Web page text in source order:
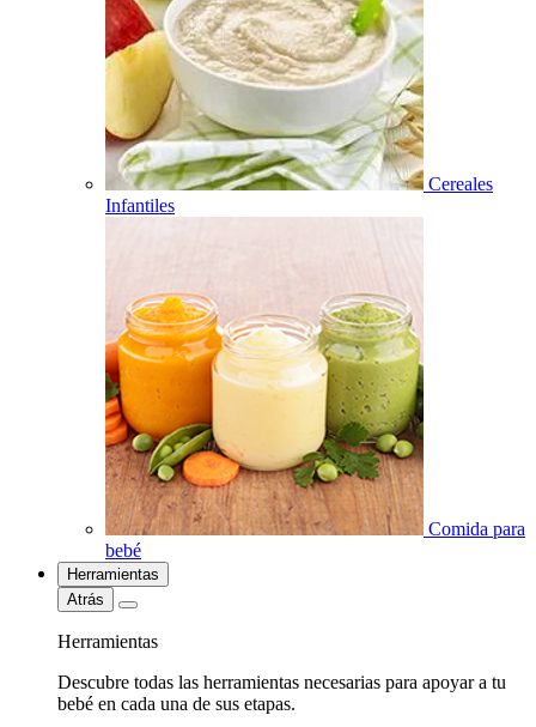
Cereales
Infantiles
Comida para
bebé
Herramientas
Atrás
Herramientas
Descubre todas las herramientas necesarias para apoyar a tu
bebé en cada una de sus etapas.